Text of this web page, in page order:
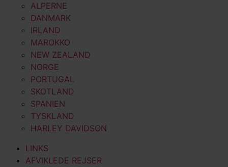
ALPERNE
DANMARK
IRLAND
MAROKKO
NEW ZEALAND
NORGE
PORTUGAL
SKOTLAND
SPANIEN
TYSKLAND
HARLEY DAVIDSON
LINKS
AFVIKLEDE REJSER